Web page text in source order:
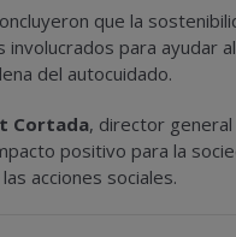
que la
para ayudar
del autocuidado.
Cortada, director
positivo para la
acciones sociales.